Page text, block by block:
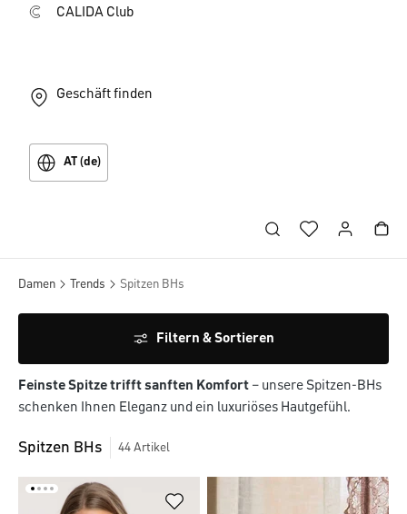
CALIDA Club
Geschäft finden
AT (de)
Damen Trends Spitzen BHs
Filtern & Sortieren
Feinste Spitze trifft sanften Komfort – unsere Spitzen-BHs
schenken Ihnen Eleganz und ein luxuriöses Hautgefühl.
Spitzen BHs 44 Artikel